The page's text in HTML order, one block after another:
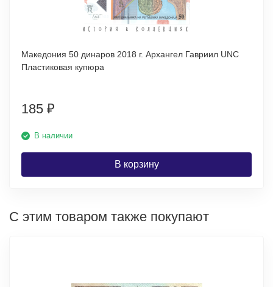
Македония 50 динаров 2018 г. Архангел Гавриил UNC
Пластиковая купюра
185 ₽
В наличии
В корзину
С этим товаром также покупают